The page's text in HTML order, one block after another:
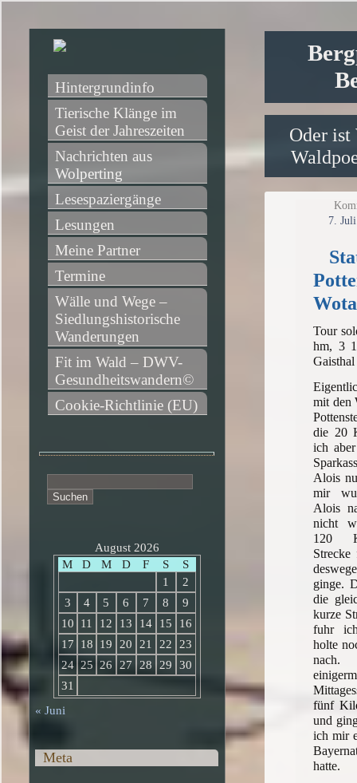
Oder ist
7.
Tour
hm, 3
mit den
die 20
ich
Alois
mir
Alois
nicht
120
ginge.
die
kurze
fuhr
holte
fünf
und
ich mir
hatte.
Hintergrundinfo
Tierische Klänge im
Geist der Jahreszeiten
Nachrichten aus
Wolperting
Lesespaziergänge
Lesungen
Meine Partner
Termine
Wälle und Wege –
Siedlungshistorische
Wanderungen
Fit im Wald – DWV-
Gesundheitswandern©
Cookie-Richtlinie (EU)
nach:
August 2026
M
D M D F S
S
1
2
3
4 5 6 7 8
9
10
11 12 13 14 15
16
17
18 19 20 21 22
23
24 25 26 27 28 29
30
31
« Juni
Meta